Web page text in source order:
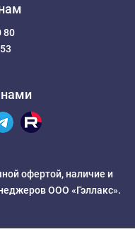
80
офертой, наличие и
ООО «Гэллакс».